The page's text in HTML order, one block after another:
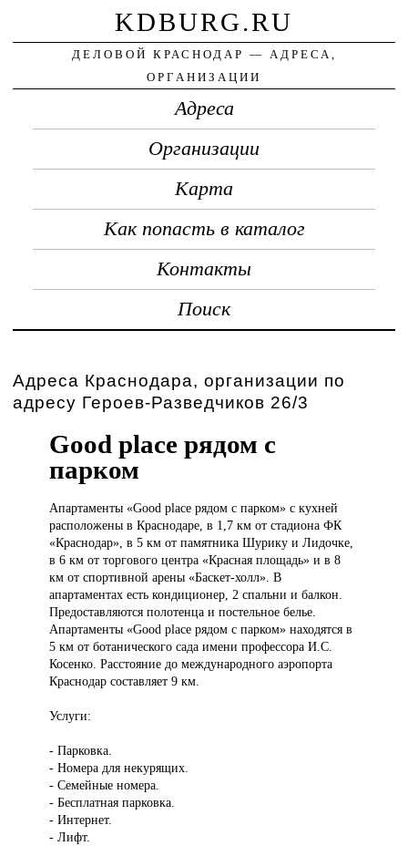
KDBURG.RU
ДЕЛОВОЙ КРАСНОДАР — АДРЕСА,
ОРГАНИЗАЦИИ
Адреса
Организации
Карта
Как попасть в каталог
Контакты
Поиск
Адреса Краснодара, организации по
адресу Героев-Разведчиков 26/3
Good place рядом с
парком
Апартаменты «Goodplace рядом с парком» с кухней
расположены в Краснодаре, в 1,7 км от стадиона ФК
«Краснодар», в 5 км от памятника Шурику и Лидочке,
в 6 км от торгового центра «Красная площадь» и в 8
км от спортивной арены «Баскет-холл». В
апартаментах есть кондиционер, 2 спальни и балкон.
Предоставляются полотенца и постельное белье.
Апартаменты «Good place рядом с парком» находятся в
5 км от ботанического сада имени профессора И.С.
Косенко. Расстояние до международного аэропорта
Краснодар составляет 9 км.
Услуги:
- Парковка.
- Номера для некурящих.
- Семейные номера.
- Бесплатная парковка.
- Интернет.
- Лифт.